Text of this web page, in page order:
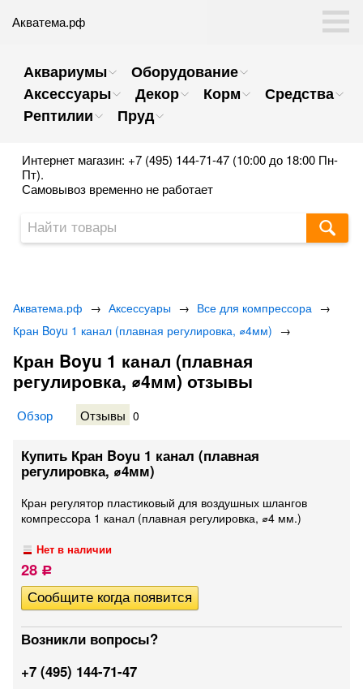
Акватема.рф
Аквариумы
Оборудование
Аксессуары
Декор Корм
Средства
Рептилии
Пруд
Интернет магазин: +7 (495) 144-71-47 (10:00 до 18:00 Пн-
Пт).
Самовывоз временно не работает
Акватема.рф → Аксессуары → Все для компрессора →
Кран Boyu 1 канал (плавная регулировка, ⌀4мм) →
Кран Boyu 1 канал (плавная
регулировка, ⌀4мм) отзывы
Обзор Отзывы 0
Купить Кран Boyu 1 канал (плавная
регулировка, ⌀4мм)
Кран регулятор пластиковый для воздушных шлангов
компрессора 1 канал (плавная регулировка, ⌀4 мм.)
Нет в наличии
28 Р
Возникли вопросы?
+7 (495) 144-71-47